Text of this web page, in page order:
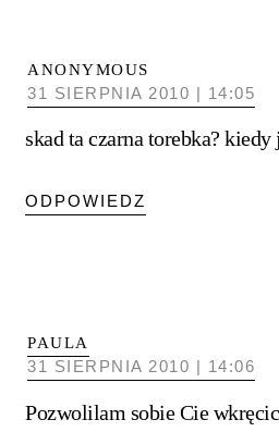
ANONYMOUS
31 SIERPNIA 2010 | 14:05
skad ta czarna torebka? kiedy
ODPOWIEDZ
PAULA
31 SIERPNIA 2010 | 14:06
Pozwolilam sobie Cie